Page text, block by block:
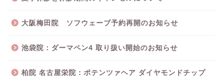
大阪梅田院 ソフウェーブ予約再開のお知らせ
池袋院：ダーマペン4 取り扱い開始のお知らせ
柏院 名古屋栄院：ポテンツァヘア ダイヤモンドチップ